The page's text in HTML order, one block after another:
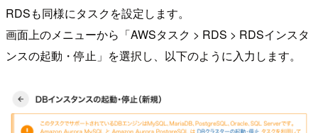
RDSも同様にタスクを設定します。
画面上のメニューから「AWSタスク > RDS > RDSインスタ
ンスの起動・停止」を選択し、以下のように入力します。